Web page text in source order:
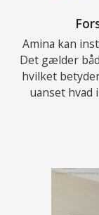
Amina kan
Det gælder
hvilket
uanset